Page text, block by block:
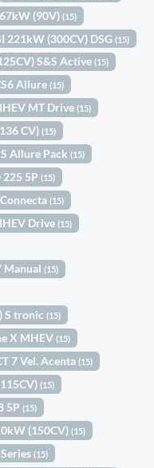
67kW (90V)(15)
221kW (300CV) DSG(15)
S&S Active(15)
Allure(15)
MT Drive(15)
CV)(15)
Allure Pack(15)
225 5P(15)
(15)
Drive(15)
Manual(15)
S tronic(15)
X MHEV(15)
7 Vel. Acenta(15)
(15)
5P(15)
(150CV)(15)
(15)